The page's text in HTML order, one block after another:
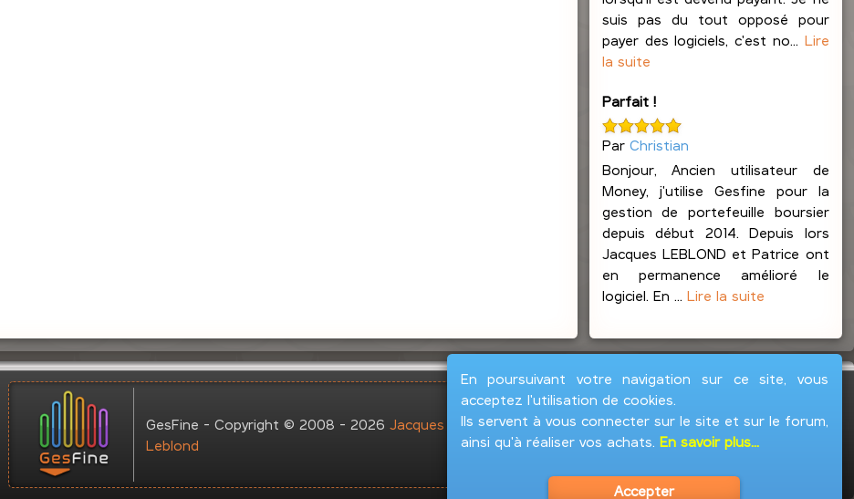
suis pas du tout opposé pour
payer des logiciels, c'est no... Lire
la suite
Parfait !
Par Christian
Bonjour, Ancien utilisateur de
Money, j'utilise Gesfine pour la
gestion de portefeuille boursier
depuis début 2014. Depuis lors
Jacques LEBLOND et Patrice ont
en permanence amélioré le
logiciel. En ... Lire la suite
En poursuivant votre navigation sur ce site, vous
acceptez l'utilisation de cookies.
Ils servent à vous connecter sur le site et sur le forum,
ainsi qu'à réaliser vos achats. En savoir plus...
Accepter
GesFine - Copyright © 2008 - 2026Jacques
Leblond